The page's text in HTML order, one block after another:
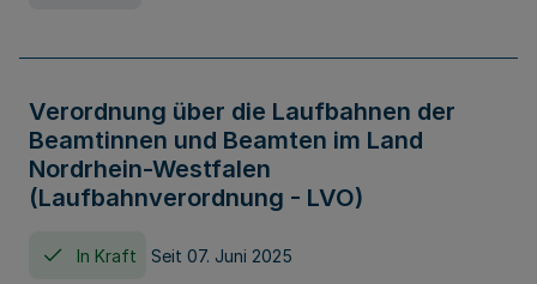
Verordnung über die Laufbahnen der
Beamtinnen und Beamten im Land
Nordrhein-Westfalen
(Laufbahnverordnung - LVO)
In Kraft Seit 07. Juni 2025